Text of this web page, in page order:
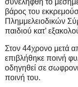
συνελήφθη το
βάρος του
Πλημμελειοδικών
παιδιού κατ’
Στον 44χρονο μετά
επιβλήθηκε ποινή
οδηγηθεί σε
ποινή του.